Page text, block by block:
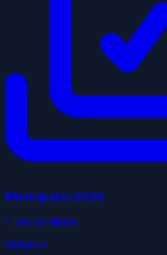
Municipales 2026
1 liste candidate
datagouv